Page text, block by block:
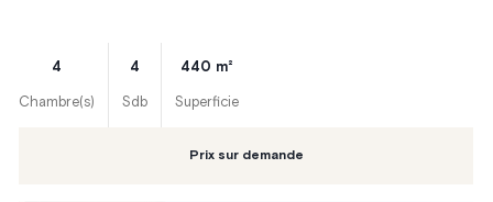
4
Chambre(s)
4
Sdb
440 m²
Superficie
Prix sur demande